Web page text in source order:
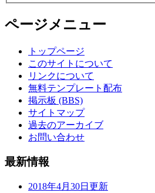
ページメニュー
トップページ
このサイトについて
リンクについて
無料テンプレート配布
掲示板 (BBS)
サイトマップ
過去のアーカイブ
お問い合わせ
最新情報
2018年4月30日更新